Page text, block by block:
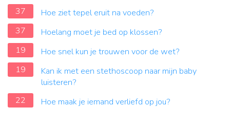
37
Hoe ziet tepel eruit na voeden?
37
Hoelang moet je bed op klossen?
19
Hoe snel kun je trouwen voor de wet?
19
Kan ik met een stethoscoop naar mijn baby
luisteren?
22
Hoe maak je iemand verliefd op jou?